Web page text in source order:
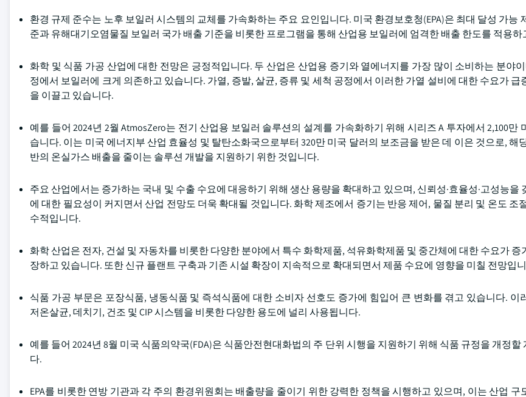
환경 규제 준수는 노후 보일러 시스템의 교체를 가속화하는 주요 요인입니다. 미국 환경보호청(EPA)은 최대 달성 가능
준과 유해대기오염물질 보일러 국가 배출 기준을 비롯한 프로그램을 통해 산업용 보일러에 엄격한 배출 한도를 적용하
화학 및 식품 가공 산업에 대한 전망은 긍정적입니다. 두 산업은 산업용 증기와 열에너지를 가장 많이 소비하는 분야
정에서 보일러에 크게 의존하고 있습니다. 가열, 증발, 살균, 증류 및 세척 공정에서 이러한 가열 설비에 대한 수요가 급
을 이끌고 있습니다.
예를 들어 2024년 2월 AtmosZero는 전기 산업용 보일러 솔루션의 설계를 가속화하기 위해 시리즈 A 투자에서 2,100만
습니다. 이는 미국 에너지부 산업 효율성 및 탈탄소화국으로부터 320만 미국 달러의 보조금을 받은 데 이은 것으로, 해
반의 온실가스 배출을 줄이는 솔루션 개발을 지원하기 위한 것입니다.
주요 산업에서는 증가하는 국내 및 수출 수요에 대응하기 위해 생산 용량을 확대하고 있으며, 신뢰성·효율성·고성능을
에 대한 필요성이 커지면서 산업 전망도 더욱 확대될 것입니다. 화학 제조에서 증기는 반응 제어, 물질 분리 및 온도 조
수적입니다.
화학 산업은 전자, 건설 및 자동차를 비롯한 다양한 분야에서 특수 화학제품, 석유화학제품 및 중간체에 대한 수요가 증
장하고 있습니다. 또한 신규 플랜트 구축과 기존 시설 확장이 지속적으로 확대되면서 제품 수요에 영향을 미칠 전망입
식품 가공 부문은 포장식품, 냉동식품 및 즉석식품에 대한 소비자 선호도 증가에 힘입어 큰 변화를 겪고 있습니다. 이
저온살균, 데치기, 건조 및 CIP 시스템을 비롯한 다양한 용도에 널리 사용됩니다.
예를 들어 2024년 8월 미국 식품의약국(FDA)은 식품안전현대화법의 주 단위 시행을 지원하기 위해 식품 규정을 개정할
다.
EPA를 비롯한 연방 기관과 각 주의 환경위원회는 배출량을 줄이기 위한 강력한 정책을 시행하고 있으며, 이는 산업 구